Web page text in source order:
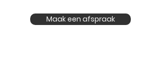
Maak een afspraak